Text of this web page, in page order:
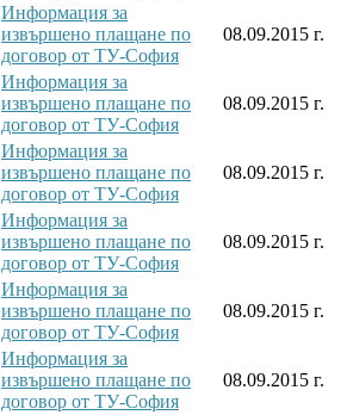
Информация за
извършено плащане по
договор от ТУ-София
08.09.2015 г.
Информация за
извършено плащане по
договор от ТУ-София
08.09.2015 г.
Информация за
извършено плащане по
договор от ТУ-София
08.09.2015 г.
Информация за
извършено плащане по
договор от ТУ-София
08.09.2015 г.
Информация за
извършено плащане по
договор от ТУ-София
08.09.2015 г.
Информация за
извършено плащане по
договор от ТУ-София
08.09.2015 г.